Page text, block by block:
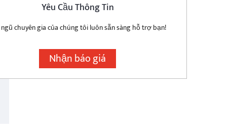
Yêu Cầu Thông Tin
chuyên gia của chúng tôi luôn sẵn sàng hỗ trợ bạn!
Nhận báo giá